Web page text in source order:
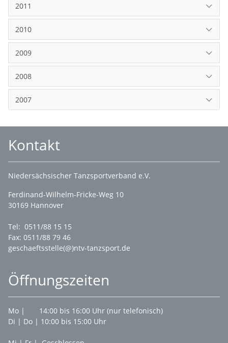
2011
2010
2009
2008
2007
Kontakt
Niedersächsischer Tanzsportverband e.V.
Ferdinand-Wilhelm-Fricke-Weg 10
30169 Hannover
Tel: 0511/88 15 15
Fax: 0511/88 79 46
geschaeftsstelle(@)ntv-tanzsport.de
Öffnungszeiten
Mo | 14:00 bis 16:00 Uhr (nur telefonisch)
Di | Do | 10:00 bis 15:00 Uhr